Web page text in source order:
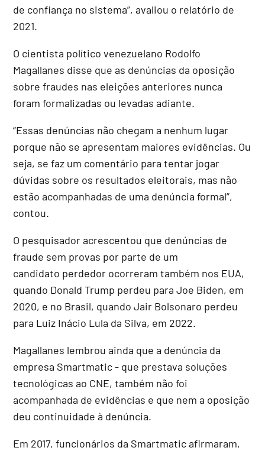
de confiança no sistema”, avaliou o relatório de
2021.
O cientista político venezuelano Rodolfo
Magallanes disse que as denúncias da oposição
sobre fraudes nas eleições anteriores nunca
foram formalizadas ou levadas adiante.
“Essas denúncias não chegam a nenhum lugar
porque não se apresentam maiores evidências. Ou
seja, se faz um comentário para tentar jogar
dúvidas sobre os resultados eleitorais, mas não
estão acompanhadas de uma denúncia formal”,
contou.
O pesquisador acrescentou que denúncias de
fraude sem provas por parte de um
candidato perdedor ocorreram também nos EUA,
quando Donald Trump perdeu para Joe Biden, em
2020, e no Brasil, quando Jair Bolsonaro perdeu
para Luiz Inácio Lula da Silva, em 2022.
Magallanes lembrou ainda que a denúncia da
empresa Smartmatic - que prestava soluções
tecnológicas ao CNE, também não foi
acompanhada de evidências e que nem a oposição
deu continuidade à denúncia.
Em 2017, funcionários da Smartmatic afirmaram,